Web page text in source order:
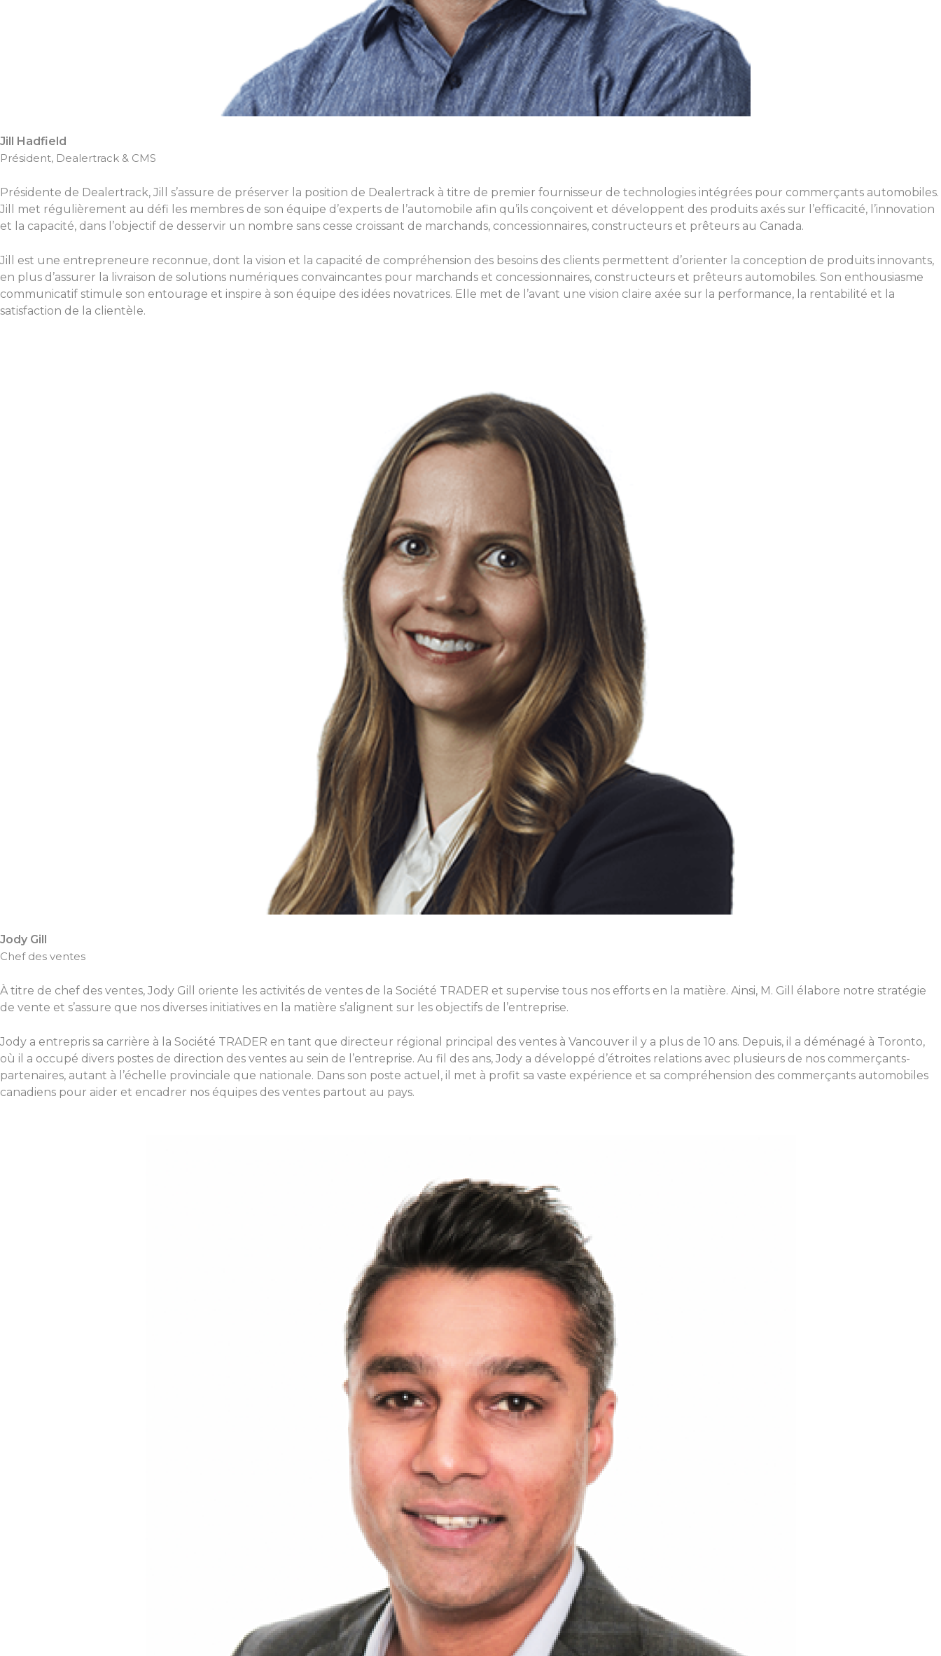
Jill Hadfield
Président, Dealertrack & CMS
Présidente de Dealertrack, Jill s’assure de préserver la position de Dealertrack à titre de premier fournisseur de technologies intégrées pour commerçants automobiles.
Jill met régulièrement au défi les membres de son équipe d’experts de l’automobile afin qu’ils conçoivent et développent des produits axés sur l’efficacité, l’innovation
et la capacité, dans l’objectif de desservir un nombre sans cesse croissant de marchands, concessionnaires, constructeurs et prêteurs au Canada.
Jill est une entrepreneure reconnue, dont la vision et la capacité de compréhension des besoins des clients permettent d’orienter la conception de produits innovants,
en plus d’assurer la livraison de solutions numériques convaincantes pour marchands et concessionnaires, constructeurs et prêteurs automobiles. Son enthousiasme
communicatif stimule son entourage et inspire à son équipe des idées novatrices. Elle met de l’avant une vision claire axée sur la performance, la rentabilité et la
satisfaction de la clientèle.
Jody Gill
Chef des ventes
À titre de chef des ventes, Jody Gill oriente les activités de ventes de la Société TRADER et supervise tous nos efforts en la matière. Ainsi, M. Gill élabore notre stratégie
de vente et s’assure que nos diverses initiatives en la matière s’alignent sur les objectifs de l’entreprise.
Jody a entrepris sa carrière à la Société TRADER en tant que directeur régional principal des ventes à Vancouver il y a plus de 10 ans. Depuis, il a déménagé à Toronto,
où il a occupé divers postes de direction des ventes au sein de l’entreprise. Au fil des ans, Jody a développé d’étroites relations avec plusieurs de nos commerçants-
partenaires, autant à l’échelle provinciale que nationale. Dans son poste actuel, il met à profit sa vaste expérience et sa compréhension des commerçants automobiles
canadiens pour aider et encadrer nos équipes des ventes partout au pays.